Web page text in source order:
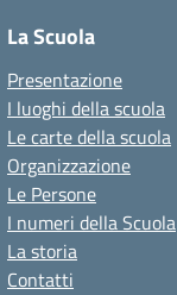
La Scuola
Presentazione
I luoghi della scuola
Le carte della scuola
Organizzazione
Le Persone
I numeri della Scuola
La storia
Contatti